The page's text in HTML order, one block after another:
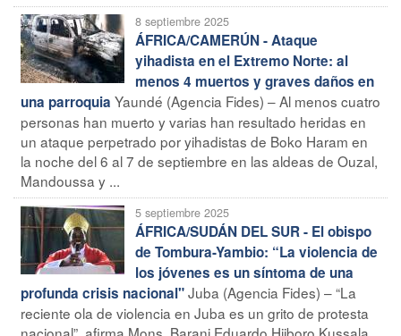
8 septiembre 2025
ÁFRICA/CAMERÚN - Ataque
yihadista en el Extremo Norte: al
menos 4 muertos y graves daños en
una parroquia Yaundé (Agencia Fides) – Al menos cuatro
personas han muerto y varias han resultado heridas en
un ataque perpetrado por yihadistas de Boko Haram en
la noche del 6 al 7 de septiembre en las aldeas de Ouzal,
Mandoussa y ...
5 septiembre 2025
ÁFRICA/SUDÁN DEL SUR - El obispo
de Tombura-Yambio: “La violencia de
los jóvenes es un síntoma de una
profunda crisis nacional"Juba (Agencia Fides) – “La
reciente ola de violencia en Juba es un grito de protesta